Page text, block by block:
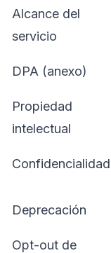
Alcance del
servicio
DPA (anexo)
Propiedad
intelectual
Confidencialidad
Deprecación
Opt-out de